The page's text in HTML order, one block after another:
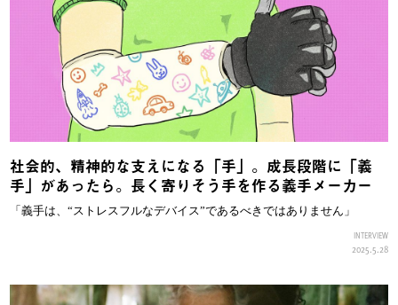
社会的、精神的な支えになる「手」。成長段階に「義
手」があったら。長く寄りそう手を作る義手メーカー
「義手は、“ストレスフルなデバイス”であるべきではありません」
INTERVIEW
2025.5.28